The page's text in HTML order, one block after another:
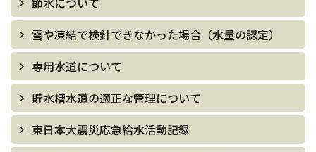
雪や凍結で検針できなかった場合（水量の認定）
専用水道について
貯水槽水道の適正な管理について
東日本大震災応急給水活動記録